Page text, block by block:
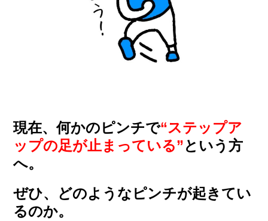
現在、何かのピンチで“ステップア
ップの足が止まっている”という方
へ。
ぜひ、どのようなピンチが起きてい
るのか。